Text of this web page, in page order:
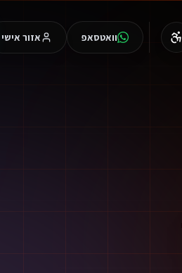
וואטסאפ אזור אישי